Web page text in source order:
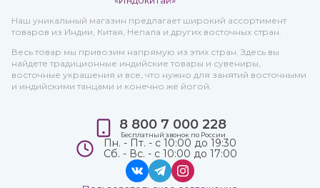
Наш уникальный магазин предлагает широкий ассортимент
товаров из Индии, Китая, Непала и других восточных стран.
Весь товар мы привозим напрямую из этих стран. Здесь вы
найдете традиционные индийские товары и сувениры,
восточные украшения и все, что нужно для занятий восточными
и индийскими танцами и конечно же йогой.
8 800 7 000 228
Бесплатный звонок по России
Пн. - Пт. - с 10:00 до 19:30
Сб. - Вс. - с 10:00 до 17:00